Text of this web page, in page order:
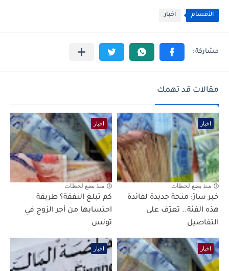
الأقسام اخبار
مقالات قد تهمك
اخبار
منذ بضع لحظات
خبر سارّ: منحة جديدة لفائدة
هذه الفئة.. تعرّف على
التفاصيل
اخبار
منذ بضع لحظات
كم تبلغ النفقة؟ طريقة
احتسابها من أجر الزوج في
تونس
اخبار اخبار